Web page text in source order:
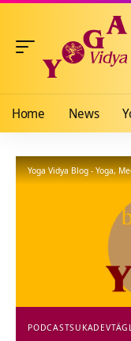
Home News
Yoga Vidya Blog - Yoga,
PODCASTSUKADEV